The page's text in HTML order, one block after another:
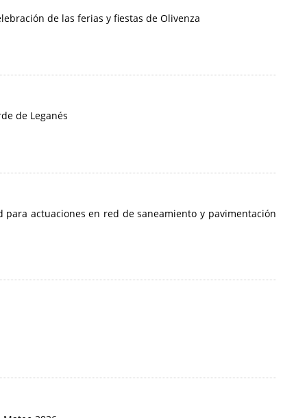
de las ferias y fiestas de Olivenza
de Leganés
actuaciones en red de saneamiento y pavimentación